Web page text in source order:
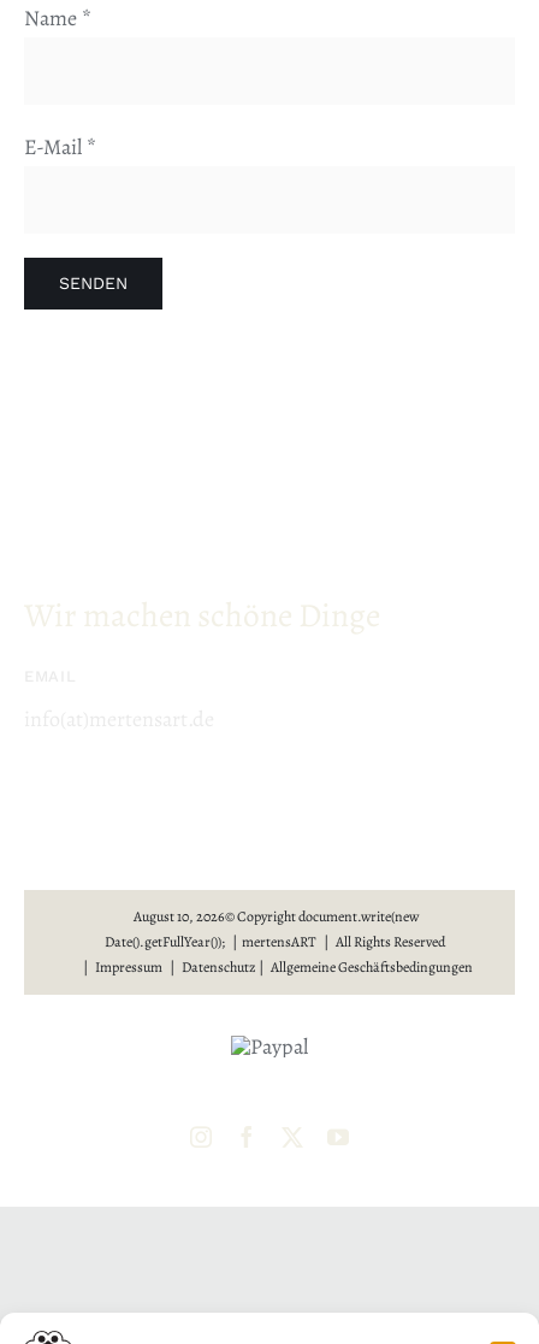
Name *
E-Mail *
Wir machen schöne Dinge
August 10, 2026© Copyright document.write(new
Date().getFullYear()); | mertensART | All Rights Reserved
| Impressum | Datenschutz | Allgemeine Geschäftsbedingungen